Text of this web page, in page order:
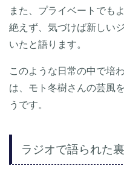
また、プライベートでも
絶えず、気づけば新しい
いたと語ります。
このような日常の中で培
は、モト冬樹さんの芸風
うです。
ラジオで語られた